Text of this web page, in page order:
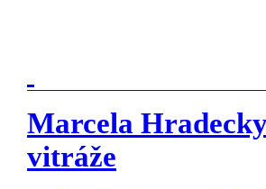
Marcela
vitráže